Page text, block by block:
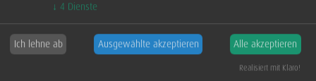
↓ 4 Dienste
Ich lehne ab Ausgewählte akzeptieren Alle akzeptieren
Realisiert mit Klaro!